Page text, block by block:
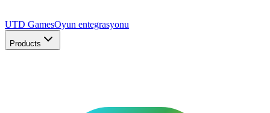
UTD GamesOyun entegrasyonu
Products